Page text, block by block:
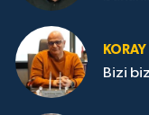
Bizi